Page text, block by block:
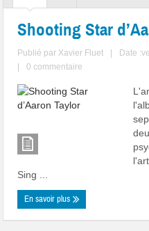
Shooting Star
Publié par Xavier Fluet
Date
0 commentaire
Sing ...
En savoir plus